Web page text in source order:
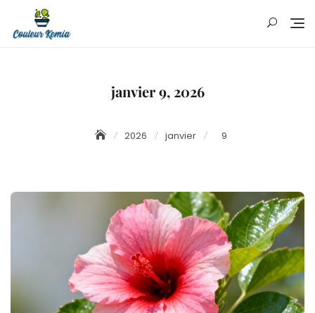
content
janvier 9, 2026
2026 janvier 9